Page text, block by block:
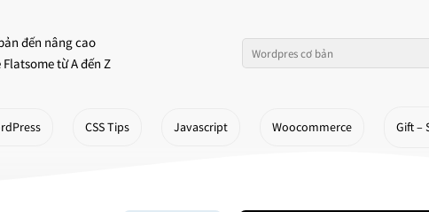
đến nâng cao
từ A đến Z
CSS Tips Javascript Woocommerce Gift –